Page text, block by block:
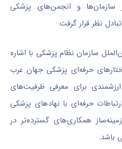
سازمان‌ها و انجمن‌های پزشکی
نظر قرار گرفت.
سازمان نظام پزشکی با اشاره
حرفه‌ای پزشکی جهان عرب
برای معرفی ظرفیت‌های
حرفه‌ای با نهادهای پزشکی
همکاری‌های گسترده‌تر در
باشد.